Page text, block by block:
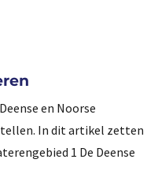
en Noorse
In dit artikel zetten
1 De Deense